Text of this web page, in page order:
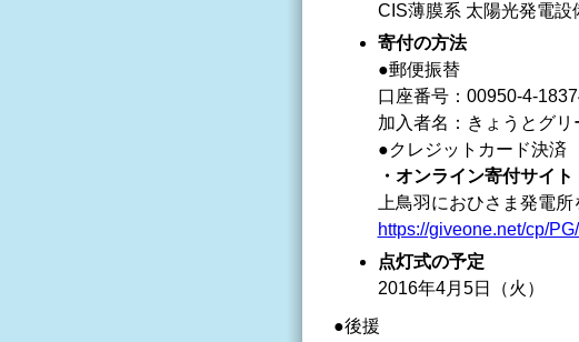
CIS薄膜系 太陽光発電設
寄付の方法
●郵便振替
口座番号：00950-4-
加入者名：きょうとグ
●クレジットカード決済
・オンライン寄付サイ
上鳥羽におひさま発電所
https://giveone.net/cp/
点灯式の予定
2016年4月5日（火）
●後援